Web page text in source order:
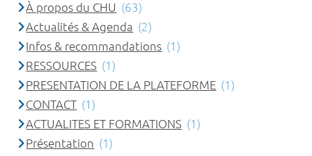
À propos du CHU (63)
Actualités & Agenda (2)
Infos & recommandations (1)
RESSOURCES (1)
PRESENTATION DE LA PLATEFORME (1)
CONTACT (1)
ACTUALITES ET FORMATIONS (1)
Présentation (1)